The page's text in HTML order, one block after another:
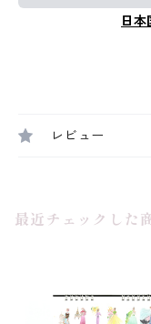
日本
レビュー
最近チェックした